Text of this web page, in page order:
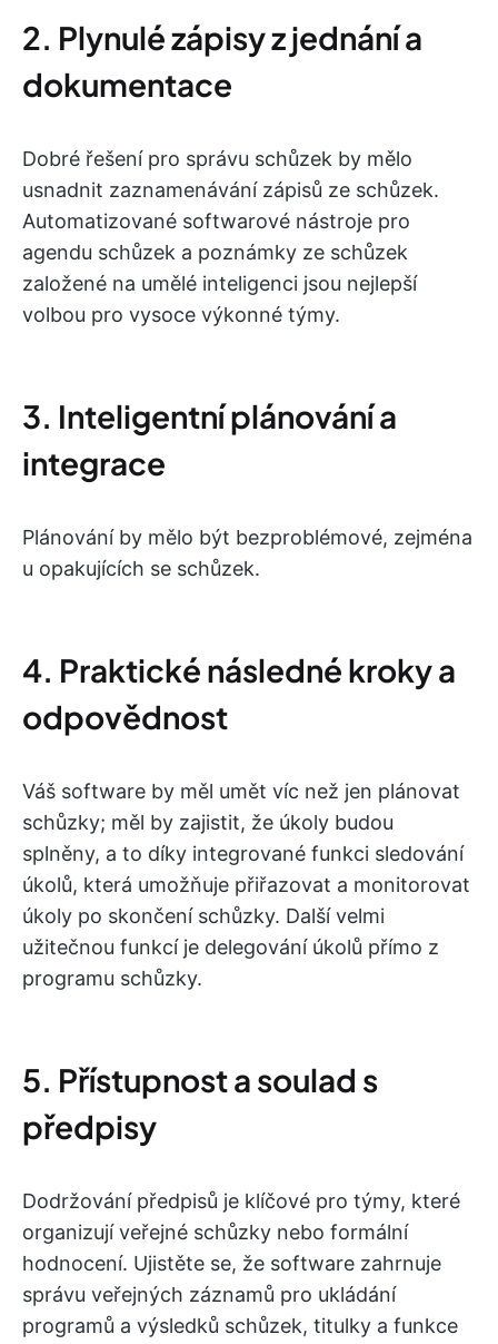
2. Plynulé zápisy z jednání a
dokumentace
Dobré řešení pro správu schůzek by mělo
usnadnit zaznamenávání zápisů ze schůzek.
Automatizované softwarové nástroje pro
agendu schůzek a poznámky ze schůzek
založené na umělé inteligenci jsou nejlepší
volbou pro vysoce výkonné týmy.
3. Inteligentní plánování a
integrace
Plánování by mělo být bezproblémové, zejména
u opakujících se schůzek.
4. Praktické následné kroky a
odpovědnost
Váš software by měl umět víc než jen plánovat
schůzky; měl by zajistit, že úkoly budou
splněny, a to díky integrované funkci sledování
úkolů, která umožňuje přiřazovat a monitorovat
úkoly po skončení schůzky. Další velmi
užitečnou funkcí je delegování úkolů přímo z
programu schůzky.
5. Přístupnost a soulad s
předpisy
Dodržování předpisů je klíčové pro týmy, které
organizují veřejné schůzky nebo formální
hodnocení. Ujistěte se, že software zahrnuje
správu veřejných záznamů pro ukládání
programů a výsledků schůzek, titulky a funkce